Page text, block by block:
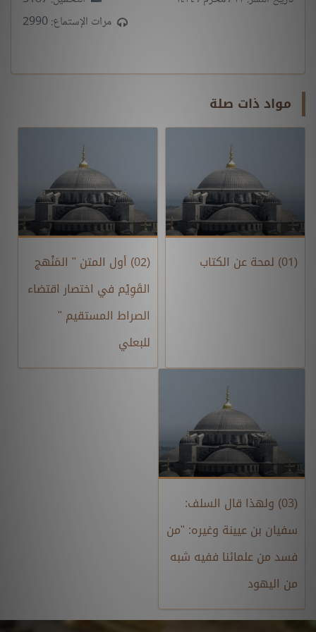
مرات الإستماع: 2990
مواد ذات صلة
(01) لمحة عن الكتاب
(02) أول المتن " المَنْهج
القَوِيْم في اختصار اقتضاء
الصراط المستقيم "
للبعلي
(03) ولهذا قال السلف:
سفيان بن عيينة وغيره: "من
فسد من علمائنا ففيه شبه
من اليهود